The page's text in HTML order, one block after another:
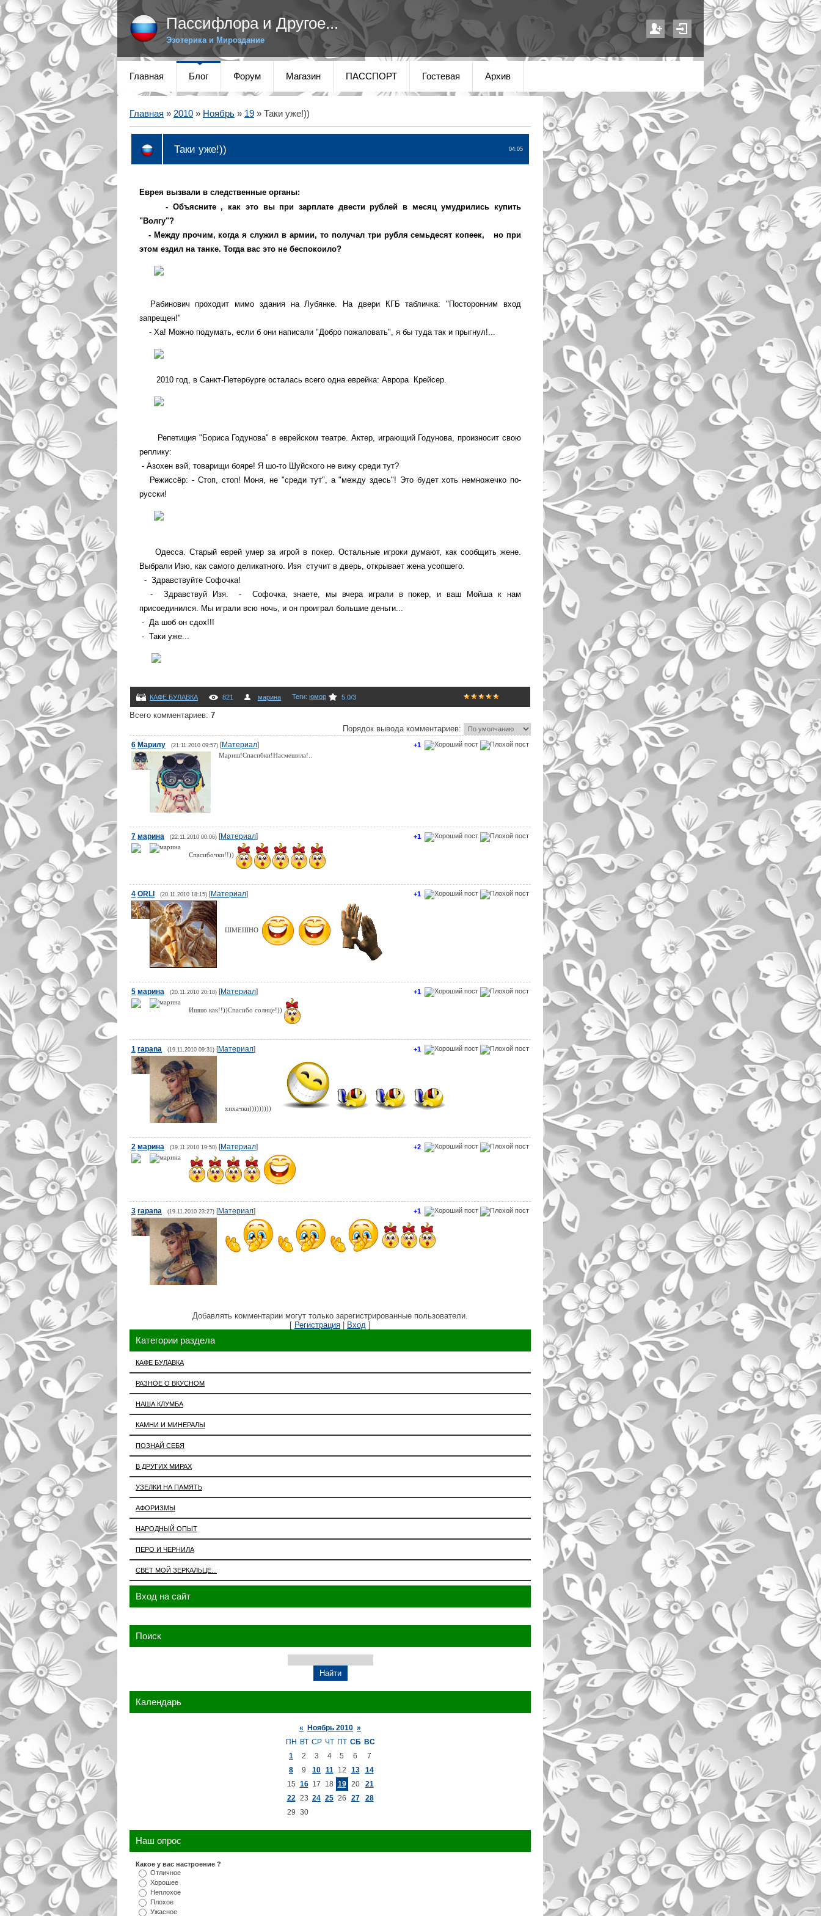
Пассифлора и Другое...
Эзотерика и Мироздание
Главная Блог Форум Магазин ПАССПОРТ Гостевая Архив
Главная » 2010 » Ноябрь » 19 » Таки уже!))
04:05
Таки уже!))
Еврея вызвали в следственные органы:
- Объяснитe,как это вы при зарплате двести рублей в месяц умудрились купить
"Волгу"?
- Между прочим, когда я служил в армии, то получал три рубля семьдесят копеек, но при
этом ездил на танке. Тогда вас это не беспокоило?
Рабинович проходит мимо здания на Лубянке. На двери КГБ табличка: "Посторонним вход
запрещен!"
- Ха! Можно подумать, если б они написали "Добро пожаловать", я бы туда так и прыгнул!...
2010 год, в Санкт-Петербурге осталась всего одна еврейка: Аврора Крейсер.
Репетиция "Бориса Годунова" в еврейском театре. Актер, играющий Годунова, произносит свою
реплику:
- Азохен вэй, товарищи бояре! Я шо-то Шуйского не вижу среди тут?
Режиссёр: - Стоп, стоп! Моня, не "среди тут", а "между здесь"! Это будет хоть немножечко по-
русски!
Одесса. Старый еврей умер за игрой в покер. Остальные игроки думают, как сообщить жене.
Выбрали Изю, как самого деликатного. Изя стучит в дверь, открывает жена усопшего.
- Здравствуйте Софочка!
- Здравствуй Изя. - Софочка, знаете, мы вчера играли в покер, и ваш Мойша к нам
присоединился. Мы играли всю ночь, и он проиграл большие деньги...
- Да шоб он сдох!!!
- Таки уже...
КАФЕ БУЛАВКА 821 марина Теги: юмор 5.0/3
Всего комментариев: 7
Порядок вывода комментариев:
+1
6 Марилу (21.11.2010 09:57) [Материал]
Мариш!Спасибки!Насмешила!..
+1
7 марина (22.11.2010 00:06) [Материал]
Спасибочки!!))
+1
4 ORLI (20.11.2010 18:15) [Материал]
ШМЕШНО
+1
5 марина (20.11.2010 20:18) [Материал]
Ишшо как!!))Спасибо солнце!))
+1
1 rapana (19.11.2010 09:31) [Материал]
хихачки)))))))))
+2
2 марина (19.11.2010 19:50) [Материал]
+1
3 rapana (19.11.2010 23:27) [Материал]
Добавлять комментарии могут только зарегистрированные пользователи.
[ Регистрация | Вход ]
Категории раздела
КАФЕ БУЛАВКА
РАЗНОЕ О ВКУСНОМ
НАША КЛУМБА
КАМНИ И МИНЕРАЛЫ
ПОЗНАЙ СЕБЯ
В ДРУГИХ МИРАХ
УЗЕЛКИ НА ПАМЯТЬ
АФОРИЗМЫ
НАРОДНЫЙ ОПЫТ
ПЕРО И ЧЕРНИЛА
СВЕТ МОЙ ЗЕРКАЛЬЦЕ...
Вход на сайт
Поиск
Календарь
« Ноябрь 2010 »
ПН ВТ СР ЧТ ПТ СБ ВС
1
2 3 4 5 6
7
8
9 10 11 12 13
14
15 16 17 18 19 20
21
22 23 24 25 26 27
28
29 30
Наш опрос
Какое у вас настроение ?
Отличное
Хорошее
Неплохое
Плохое
Ужасное